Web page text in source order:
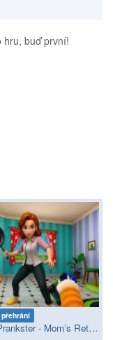
hru, buď první!
Bad Cat Prankster - Mom’s Return